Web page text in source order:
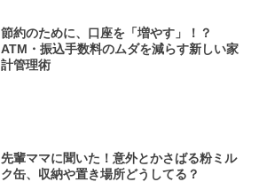
節約のために、口座を「増やす」！？
ATM・振込手数料のムダを減らす新しい家
計管理術
先輩ママに聞いた！意外とかさばる粉ミル
ク缶、収納や置き場所どうしてる？